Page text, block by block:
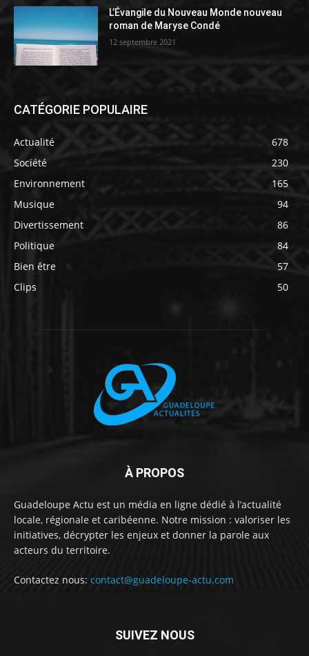
L’Évangile du Nouveau Monde nouveau
roman de Maryse Condé
12 septembre 2021
CATÉGORIE POPULAIRE
Actualité
678
Société
230
Environnement
165
Musique
94
Divertissement
86
Politique
84
Bien être
57
Clips
50
À PROPOS
Guadeloupe Actu est un média en ligne dédié à l’actualité
locale, régionale et caribéenne. Notre mission : valoriser les
initiatives, décrypter les enjeux et donner la parole aux
acteurs du territoire.
Contactez nous: contact@guadeloupe-actu.com
SUIVEZ NOUS